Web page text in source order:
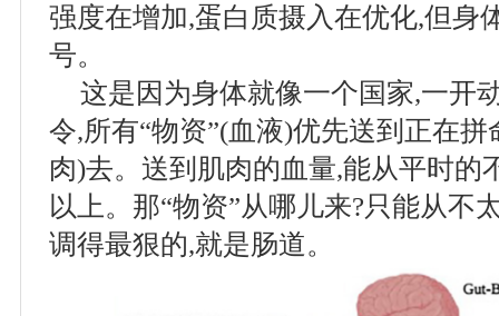
强度在增加,蛋白质摄入在优化,但身
号。
这是因为身体就像一个国家,一开
令,所有“物资”(血液)优先送到正在
肉)去。送到肌肉的血量,能从平时的
以上。那“物资”从哪儿来?只能从不
调得最狠的,就是肠道。